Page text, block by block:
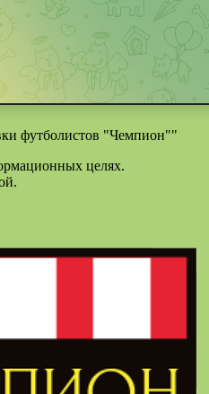
футболистов "Чемпион""
целях.